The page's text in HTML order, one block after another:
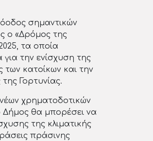
σημαντικών
ο «Δρόμος της
τα οποία
την ενίσχυση της
των κατοίκων και την
Γορτυνίας.
χρηματοδοτικών
θα μπορέσει να
της κλιματικής
πράσινης